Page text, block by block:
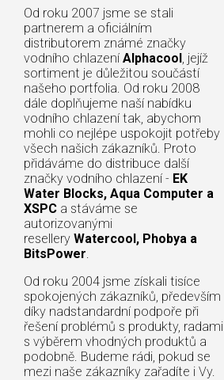
Od roku 2007 jsme se stali
partnerem a oficiálním
distributorem známé značky
vodního chlazení Alphacool, jejíž
sortiment je důležitou součástí
našeho portfolia. Od roku 2008
dále doplňujeme naší nabídku
vodního chlazení tak, abychom
mohli co nejlépe uspokojit potřeby
všech našich zákazníků. Proto
přidáváme do distribuce další
značky vodního chlazení - EK
Water Blocks, Aqua Computer a
XSPC a stáváme se
autorizovanými
resellery Watercool, Phobya a
BitsPower.
Od roku 2004 jsme získali tisíce
spokojených zákazníků, především
díky nadstandardní podpoře při
řešení problémů s produkty, radami
s výběrem vhodných produktů a
podobně. Budeme rádi, pokud se
mezi naše zákazníky zařadíte i Vy.